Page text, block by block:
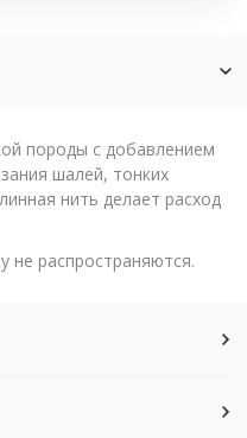
породы с добавлением
шалей, тонких
нить делает расход
не распространяются.